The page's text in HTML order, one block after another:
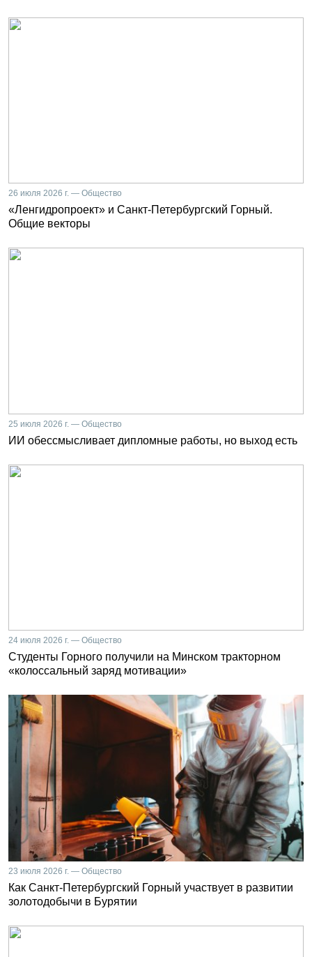
26 июля 2026 г. — Общество
«Ленгидропроект» и Санкт-Петербургский Горный.
Общие векторы
25 июля 2026 г. — Общество
ИИ обессмысливает дипломные работы, но выход есть
24 июля 2026 г. — Общество
Студенты Горного получили на Минском тракторном
«колоссальный заряд мотивации»
23 июля 2026 г. — Общество
Как Санкт-Петербургский Горный участвует в развитии
золотодобычи в Бурятии